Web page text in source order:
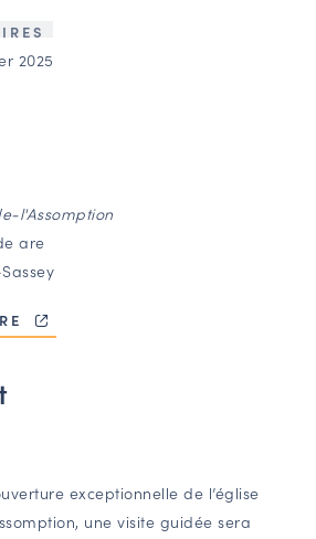
NAUDIN
FILTRÉE « ACTEURS »
2025
l'Assomption
are
exceptionnelle de l’église
une visite guidée sera